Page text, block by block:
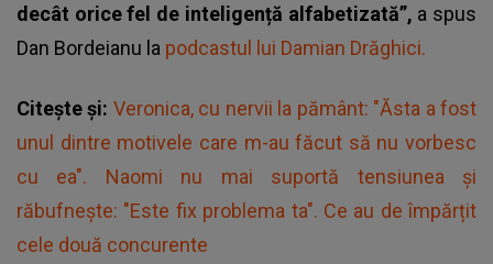
decât orice fel de inteligență alfabetizată”, a spus
Dan Bordeianu la podcastul lui Damian Drăghici.
Citește și: Veronica, cu nervii la pământ: "Ăsta a fost
unul dintre motivele care m-au făcut să nu vorbesc
cu ea". Naomi nu mai suportă tensiunea și
răbufnește: "Este fix problema ta". Ce au de împărțit
cele două concurente